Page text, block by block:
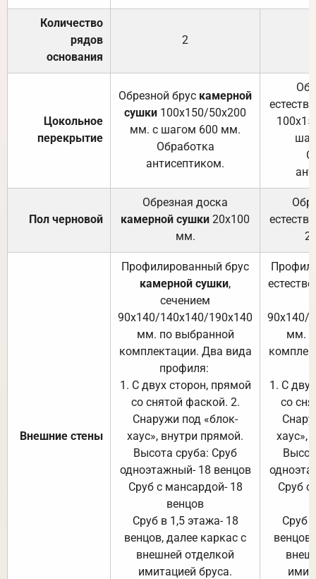
Количество
рядов
основания
2
Цокольное
перекрытие
Обрезной брус камерной
сушки 100х150/50х200
мм. с шагом 600 мм.
Обработка
антисептиком.
Пол черновой
Обрезная доска
камерной сушки 20х100
мм.
Внешние стены
Профилированный брус
камерной сушки,
сечением
90х140/140х140/190х140
мм. по выбранной
комплектации. Два вида
профиля:
1. С двух сторон, прямой
со снятой фаской. 2.
Снаружи под «блок-
хаус», внутри прямой.
Высота сруба: Сруб
одноэтажный- 18 венцов
Сруб с мансардой- 18
венцов
Сруб в 1,5 этажа- 18
венцов, далее каркас с
внешней отделкой
имитацией бруса.
90х140/
мм.
1. С
со
хаус»,
Сруб с
Сруб